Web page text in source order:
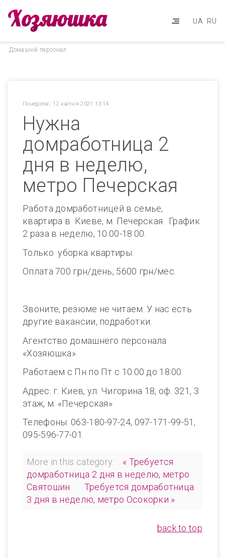
UA RU
Домашнiй персонал
Понеділок, 12 квітня 2021 13:14
Нужна
домработница 2
дня в неделю,
метро Печерская
Работа домработницей в семье,
квартира в Киеве, м. Печерская. График
2 раза в неделю, 10.00-18.00.
Только уборка квартиры.
Оплата 700 грн/день, 5600 грн/мес.
Звоните, резюме не читаем. У нас есть
другие вакансии, подработки.
Агентство домашнего персонала
«Хозяюшка».
Работаем с Пн по Пт с 10.00 до 18.00
Адрес: г. Киев, ул. Чигорина 18, оф. 321, 3
этаж, м. «Печерская»
Телефоны: 063-180-97-24, 097-171-99-51,
095-596-77-01
More in this category:
« Требуется
домработница 2 дня в неделю, метро
Святошин
Требуется домработница
3 дня в неделю, метро Осокорки »
back to top